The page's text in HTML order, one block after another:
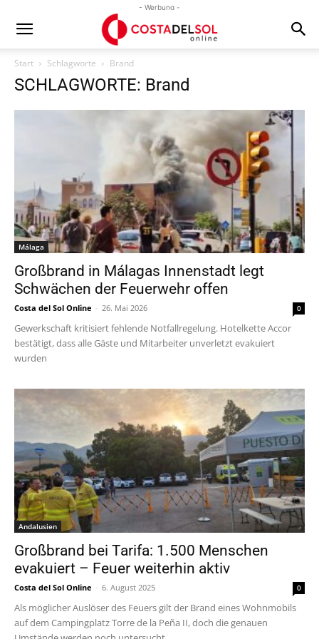
- Werbung -
Start Schlagworte Brand
SCHLAGWORTE: Brand
Málaga
Großbrand in Málagas Innenstadt legt
Schwächen der Feuerwehr offen
Costa del Sol Online - 26. Mai 2026 0
Gewerkschaft kritisiert fehlende Notfallregelung. Hotelkette Accor
bestätigt, dass alle Gäste und Mitarbeiter unverletzt evakuiert
wurden
Andalusien
Großbrand bei Tarifa: 1.500 Menschen
evakuiert – Feuer weiterhin aktiv
Costa del Sol Online - 6. August 2025 0
Als möglicher Auslöser des Feuers gilt der Brand eines Wohnmobils
auf dem Campingplatz Torre de la Peña II, doch die genauen